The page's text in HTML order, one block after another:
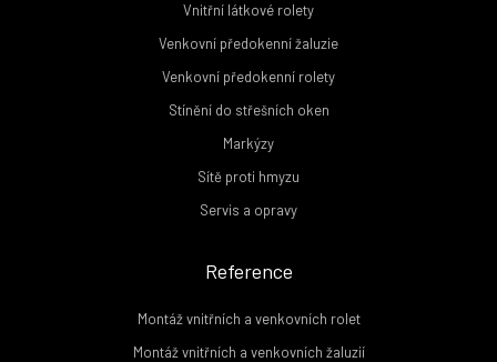
Vnitřní látkové rolety
Venkovní předokenní žaluzie
Venkovní předokenní rolety
Stínění do střešních oken
Markýzy
Sítě proti hmyzu
Servis a opravy
Reference
Montáž vnitřních a venkovních rolet
Montáž vnitřních a venkovních žaluzií